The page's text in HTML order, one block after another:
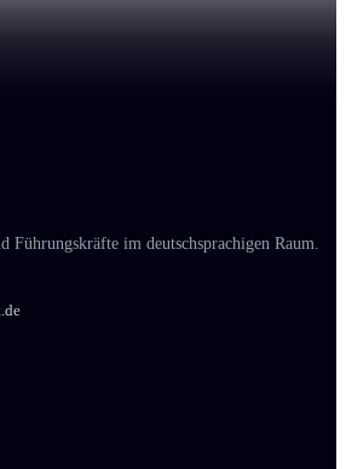
im deutschsprachigen Raum.